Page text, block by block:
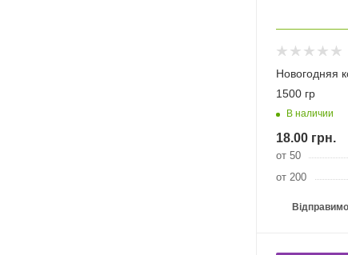
Новогодняя
1500 гр
В наличии
18.00 грн.
от 50
от 200